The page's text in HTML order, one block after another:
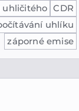
uhličitého CDR
uhlíku
záporné emise